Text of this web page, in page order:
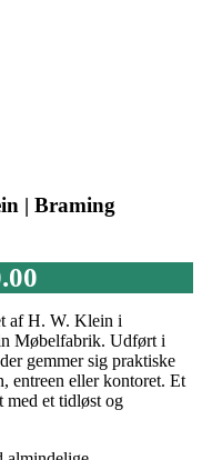
| Braming
af H. W. Klein i
Møbelfabrik. Udført i
gemmer sig praktiske
entreen eller kontoret. Et
med et tidløst og